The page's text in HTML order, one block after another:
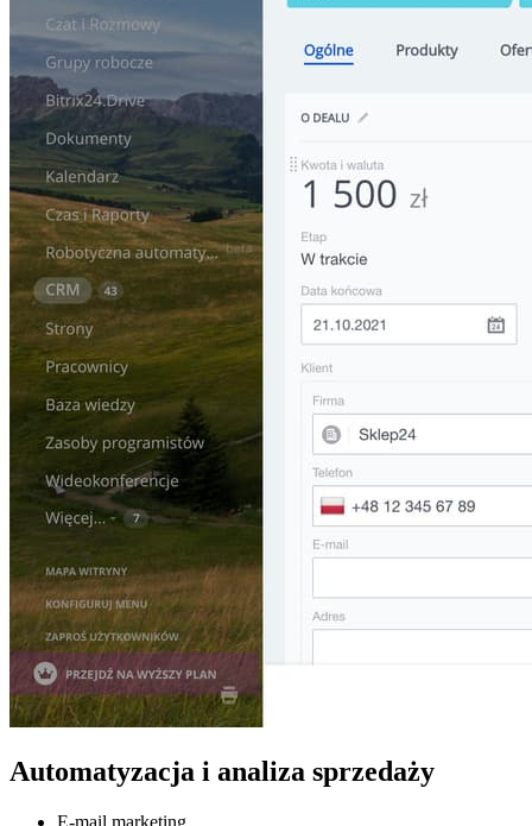
Automatyzacja i analiza sprzedaży
E-mail marketing